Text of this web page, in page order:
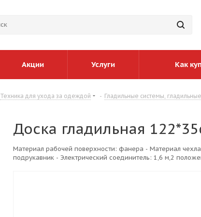
Акции Услуги Как
Техника для ухода за одеждой - Гладильные системы,
Доска гладильная
Материал рабочей поверхности: фанера - Материал
подрукавник - Электрический соединитель: 1,6 м,2